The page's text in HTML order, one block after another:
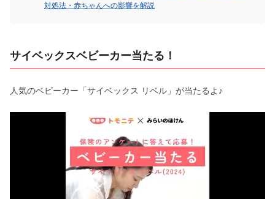
対処法・赤ちゃんへの影響を解説
サイベックスベビーカー当たる！
人気のベビーカー「サイベックス リベル」が当たるよ♪